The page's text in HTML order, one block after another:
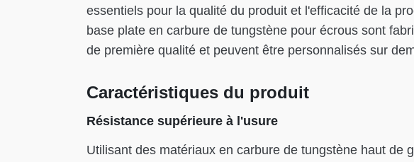
essentiels pour la qualité du produit et l'efficacité de la
base plate en carbure de tungstène pour écrous sont
de première qualité et peuvent être personnalisés sur
Caractéristiques du produit
Résistance supérieure à l'usure
Utilisant des matériaux en carbure de tungstène haut de